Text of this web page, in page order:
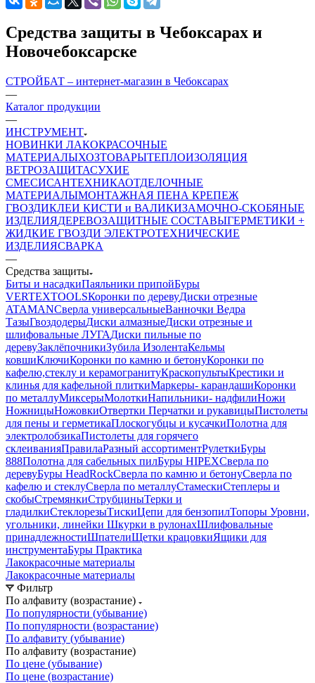
Средства защиты в Чебоксарах и
Новочебоксарске
СТРОЙБАТ – интернет-магазин в Чебоксарах
—
Каталог продукции
—
ИНСТРУМЕНТ
НОВИНКИ ЛАКОКРАСОЧНЫЕ
МАТЕРИАЛЫХОЗТОВАРЫТЕПЛОИЗОЛЯЦИЯ
ВЕТРОЗАЩИТАСУХИЕ
СМЕСИСАНТЕХНИКАОТДЕЛОЧНЫЕ
МАТЕРИАЛЫМОНТАЖНАЯ ПЕНА КРЕПЕЖ
ГВОЗДИКЛЕИ КИСТИ и ВАЛИКИЗАМОЧНО-СКОБЯНЫЕ
ИЗДЕЛИЯДЕРЕВОЗАЩИТНЫЕ СОСТАВЫГЕРМЕТИКИ +
ЖИДКИЕ ГВОЗДИ ЭЛЕКТРОТЕХНИЧЕСКИЕ
ИЗДЕЛИЯСВАРКА
—
Средства защиты
Биты и насадкиПаяльники припойБуры
VERTEXTOOLSКоронки по деревуДиски отрезные
ATAMANСверла универсальныеВанночки Ведра
ТазыГвоздодерыДиски алмазныеДиски отрезные и
шлифовальные ЛУГАДиски пильные по
деревуЗаклёпочникиЗубила ИзолентаКельмы
ковшиКлючиКоронки по камню и бетонуКоронки по
кафелю,стеклу и керамогранитуКраскопультыКрестики и
клинья для кафельной плиткиМаркеры- карандашиКоронки
по металлуМиксерыМолоткиНапильники- надфилиНожи
НожницыНожовкиОтвертки Перчатки и рукавицыПистолеты
для пены и герметикаПлоскогубцы и кусачкиПолотна для
электролобзикаПистолеты для горячего
склеиванияПравилаРазный ассортиментРулеткиБуры
888Полотна для сабельных пилБуры HIPEXСверла по
деревуБуры HeadRockСверла по камню и бетонуСверла по
кафелю и стеклуСверла по металлуСтамескиСтеплеры и
скобыСтремянкиСтрубциныТерки и
гладилкиСтеклорезыТискиЦепи для бензопилТопоры Уровни,
угольники, линейки Шкурки в рулонахШлифовальные
принадлежностиШпателиЩетки крацовкиЯщики для
инструментаБуры Практика
Лакокрасочные материалы
Лакокрасочные материалы
Фильтр
По алфавиту (возрастание)
По популярности (убывание)
По популярности (возрастание)
По алфавиту (убывание)
По алфавиту (возрастание)
По цене (убывание)
По цене (возрастание)